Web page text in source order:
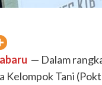
— Dalam
Kelompok Tani